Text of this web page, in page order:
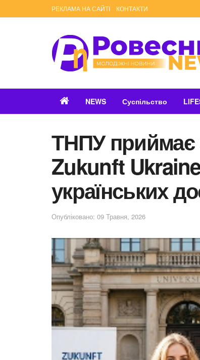
РЕКЛАМА НА САЙТІ КОНТАКТИ
NEWS Суспільство
ТНПУ приймає
Zukunft
українських
Опубліковано: 09 Травня, 2026